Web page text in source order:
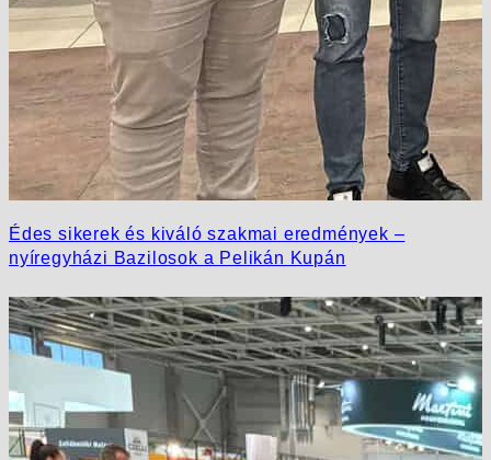
Édes sikerek és kiváló szakmai eredmények –
nyíregyházi Bazilosok a Pelikán Kupán